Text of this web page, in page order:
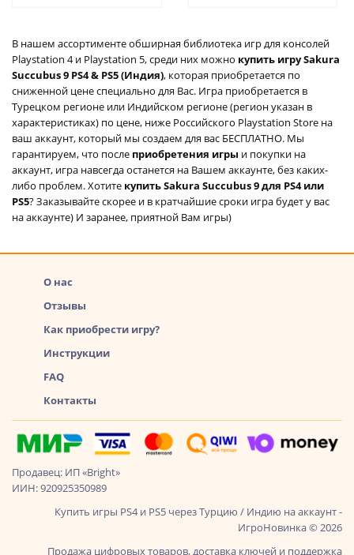
В нашем ассортименте обширная библиотека игр для консолей
Playstation 4 и Playstation 5, среди них можно купить игру Sakura
Succubus 9 PS4 & PS5 (Индия), которая приобретается по
сниженной цене специально для Вас. Игра приобретается в
Турецком регионе или Индийском регионе (регион указан в
характеристиках) по цене, ниже Российского Playstation Store на
ваш аккаунт, который мы создаем для вас БЕСПЛАТНО. Мы
гарантируем, что после приобретения игры и покупки на
аккаунт, игра навсегда останется на Вашем аккаунте, без каких-
либо проблем. Хотите купить Sakura Succubus 9 для PS4 или
PS5? Заказывайте скорее и в кратчайшие сроки игра будет у вас
на аккаунте) И заранее, приятной Вам игры)
О нас
Отзывы
Как приобрести игру?
Инструкции
FAQ
Контакты
Продавец: ИП «Bright»
ИИН: 920925350989
Купить игры PS4 и PS5 через Турцию / Индию на аккаунт -
ИгроНовинка © 2026
Продажа цифровых товаров, доставка ключей и поддержка